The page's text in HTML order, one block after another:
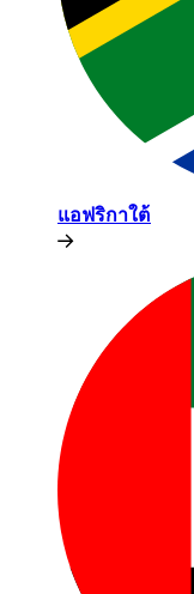
แอฟริกาใต้​​